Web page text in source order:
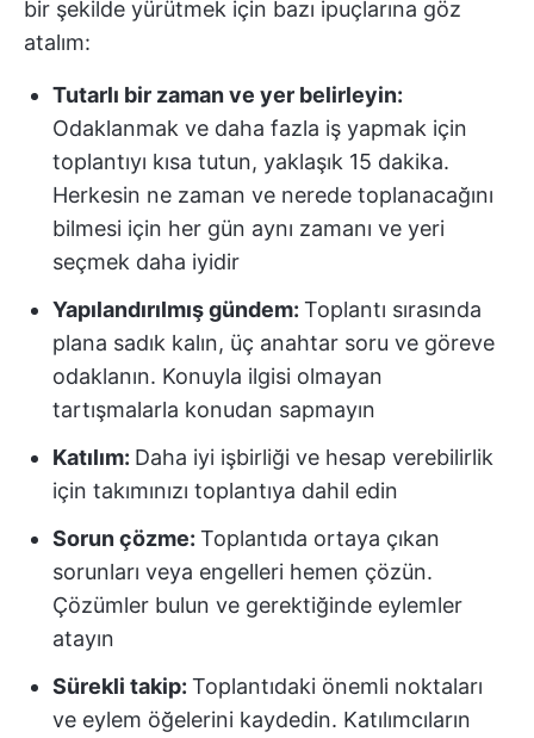
bir şekilde yürütmek için bazı ipuçlarına göz
atalım:
Tutarlı bir zaman ve yer belirleyin:
Odaklanmak ve daha fazla iş yapmak için
toplantıyı kısa tutun, yaklaşık 15 dakika.
Herkesin ne zaman ve nerede toplanacağını
bilmesi için her gün aynı zamanı ve yeri
seçmek daha iyidir
Yapılandırılmış gündem: Toplantı sırasında
plana sadık kalın, üç anahtar soru ve göreve
odaklanın. Konuyla ilgisi olmayan
tartışmalarla konudan sapmayın
Katılım: Daha iyi işbirliği ve hesap verebilirlik
için takımınızı toplantıya dahil edin
Sorun çözme: Toplantıda ortaya çıkan
sorunları veya engelleri hemen çözün.
Çözümler bulun ve gerektiğinde eylemler
atayın
Sürekli takip: Toplantıdaki önemli noktaları
ve eylem öğelerini kaydedin. Katılımcıların